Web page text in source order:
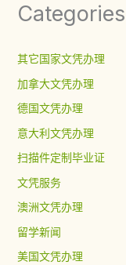
Categories
其它国家文凭办理
加拿大文凭办理
德国文凭办理
意大利文凭办理
扫描件定制毕业证
文凭服务
澳洲文凭办理
留学新闻
美国文凭办理